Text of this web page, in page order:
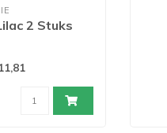
2 Stuks